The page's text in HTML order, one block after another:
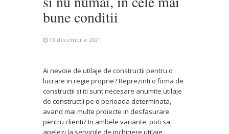
bune conditii
13 decembrie 2021
Ai nevoie de utilaje de constructii pentru o
lucrare in regie proprie? Reprezinti o firma de
constructii si iti sunt necesare anumite utilaje
de constructii pe o perioada determinata,
avand mai multe proiecte in desfasurare
pentru clienti? In ambele variante, poti sa
apelezi la serviciile de inchiriere utilaje